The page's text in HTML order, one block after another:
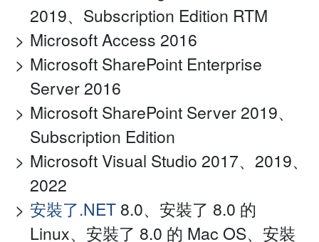
2019、Subscription Edition RTM
Microsoft Access 2016
Microsoft SharePoint Enterprise
Server 2016
Microsoft SharePoint Server 2019、
Subscription Edition
Microsoft Visual Studio 2017、2019、
2022
安裝了.NET 8.0、安裝了 8.0 的
Linux、安裝了 8.0 的 Mac OS、安裝